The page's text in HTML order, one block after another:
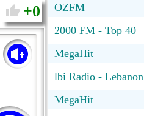
0
OZFM
2000 FM - Top 40
MegaHit
lbi Radio - Lebanon
MegaHit